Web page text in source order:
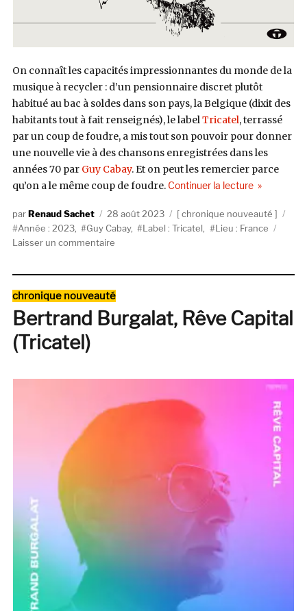
On connaît les capacités impressionnantes du monde de la
musique à recycler : d’un pensionnaire discret plutôt
habitué au bac à soldes dans son pays, la Belgique (dixit des
habitants tout à fait renseignés), le labelTricatel, terrassé
par un coup de foudre, a mis tout son pouvoir pour donner
une nouvelle vie à des chansons enregistrées dans les
années 70 par Guy Cabay. Et on peut les remercier parce
qu’on a le même coup de foudre. Continuer la lecturede « Guy
AuteurRenaud Sachet
Publié
le
28 août 2023 Catégories
chronique nouveauté
Année : 2023, Guy Cabay, Label : Tricatel,
Lieu : France
Laisser un commentairesur
(Tricatel)
Catégories
chronique nouveauté
Bertrand Burgalat, Rêve Capital
(Tricatel)